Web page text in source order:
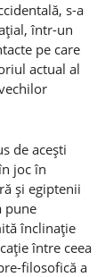
s-a
într-un
pe care
actual al
de aceşti
joc în
şi egiptenii
pune
înclinaţie
între ceea
filosofică a